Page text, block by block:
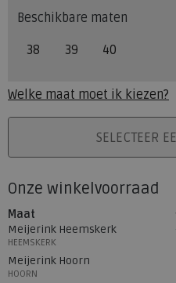
Beschikbare maten
38 39 40
Welke maat moet ik kiezen?
PLAATS IN WINKELMAND
SELECTEER
Onze winkelvoorraad
Maat
Meijerink Heemskerk
HEEMSKERK
Meijerink Hoorn
HOORN